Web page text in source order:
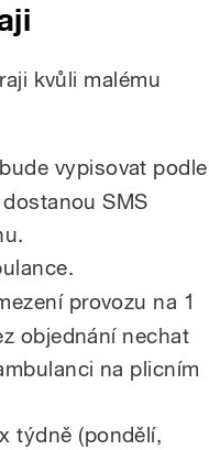
kvůli malému
vypisovat podle
SMS
provozu na 1
objednání nechat
na plicním
týdně (pondělí,